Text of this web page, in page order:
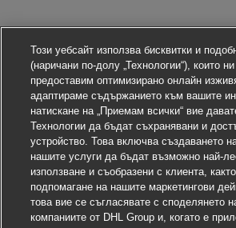
Този уебсайт използва бисквитки и
(наричани по-долу „Технологии“), които
предоставим оптимизирано онлайн
адаптираме съдържанието към вашите
натискане на „Приемам всички“ вие
Технологии да бъдат съхранявани и
устройство. Това включва създаването
нашите услуги да бъдат възможно най-
използване и съобразени с клиента,
подпомагане на нашите маркетингови
това вие се съгласявате с споделянето
компаниите от DHL Group и, когато е